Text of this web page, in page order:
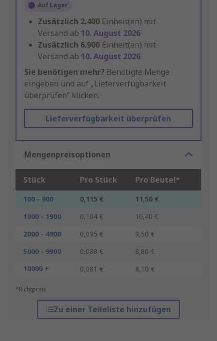
Auf Lager
Zusätzlich 2.400 Einheit(en) mit
Versand ab 10. August 2026
Zusätzlich 6.900 Einheit(en) mit
Versand ab 10. August 2026
Sie benötigen mehr? Benötigte Menge
eingeben und auf „Lieferverfügbarkeit
überprüfen“ klicken.
Lieferverfügbarkeit überprüfen
Mengenpreisoptionen
Stück Pro Stück Pro Beutel*
100 - 900 0,115 €
11,50 €
1000 - 1900
0,104 €
10,40 €
2000 - 4900
0,095 €
9,50 €
5000 - 9900
0,088 €
8,80 €
10000 +
0,081 € 8,10 €
*Richtpreis
Zu einer Teileliste hinzufügen